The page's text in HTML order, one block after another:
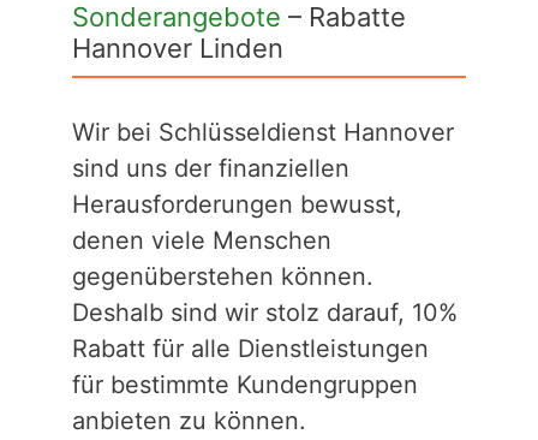
Sonderangebote – Rabatte
Hannover Linden
Wir bei Schlüsseldienst Hannover
sind uns der finanziellen
Herausforderungen bewusst,
denen viele Menschen
gegenüberstehen können.
Deshalb sind wir stolz darauf, 10%
Rabatt für alle Dienstleistungen
für bestimmte Kundengruppen
anbieten zu können.